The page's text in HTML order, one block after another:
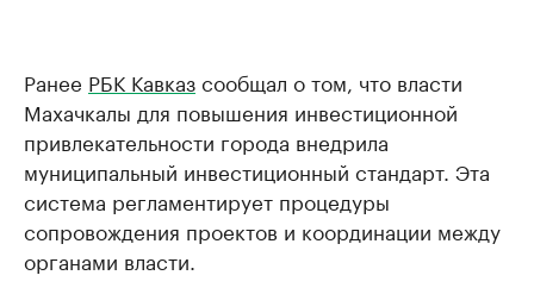
Ранее РБК Кавказсообщал о том, что власти
Махачкалы для повышения инвестиционной
привлекательности города внедрила
муниципальный инвестиционный стандарт. Эта
система регламентирует процедуры
сопровождения проектов и координации между
органами власти.